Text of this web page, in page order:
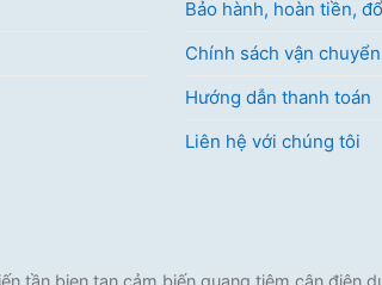
Bảo hành, hoàn tiền,
Chính sách vận chuyển
Hướng dẫn thanh toán
Liên hệ với chúng tôi